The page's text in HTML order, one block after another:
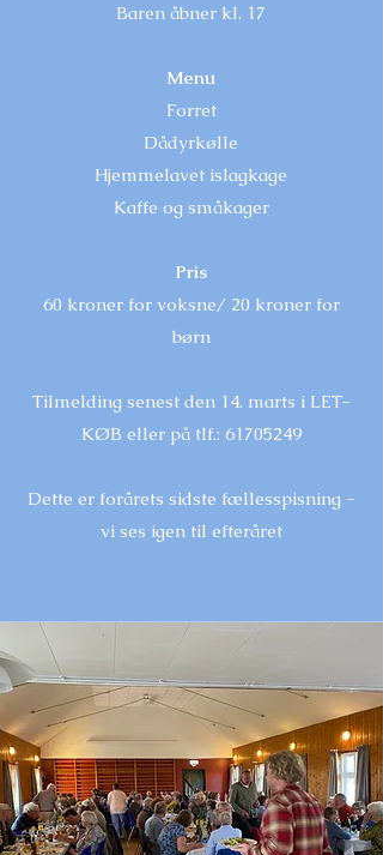
Baren åbner kl. 17
Menu
Forret
Dådyrkølle
Hjemmelavet islagkage
Kaffe og småkager
Pris
60 kroner for voksne/ 20 kroner for
børn
Tilmelding senest den 14. marts i LET-
KØB eller på tlf.: 61705249
Dette er forårets sidste fællesspisning -
vi ses igen til efteråret